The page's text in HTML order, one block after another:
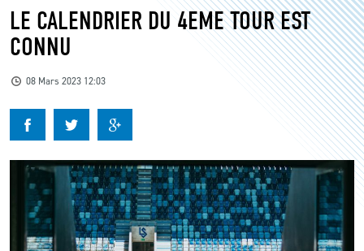
EQUIPES
BILLETTERIE
KIDS
BUSINESS
RESTAURATION
LE CALENDRIER DU 4EME TOUR EST
CONNU
08 Mars 2023 12:03